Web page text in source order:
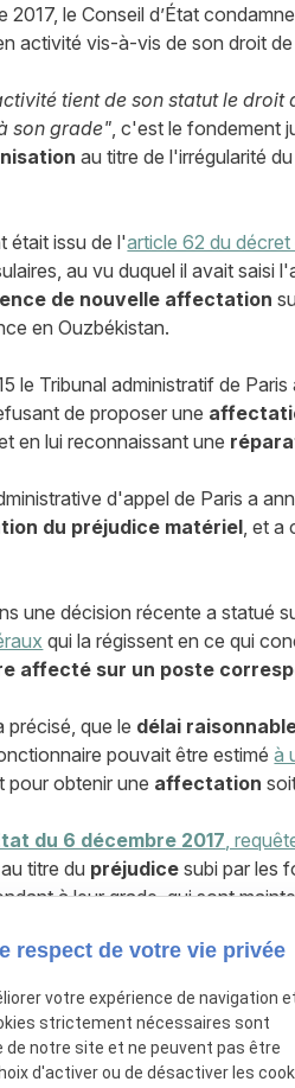
le Conseil d’État
activité vis-à-vis de son droit de
tient de son statut le droit
son grade" , c'est le fondement
au titre de l'irrégularité
était issu de l'article 62 du
au vu duquel il avait saisi
de nouvelle affectation
en Ouzbékistan.
le Tribunal administratif de
de proposer une
en lui reconnaissant une
d'appel de Paris a
du préjudice matériel , et
une décision récente a statué
qui la régissent en ce qui
affecté sur un poste
précisé, que le délai
pouvait être estiméà
pour obtenir une affectation
du 6 décembre 2017 ,
titre du préjudice subi par les
à leur grade, qui sont
Facebook est désactivé. Autoriser
respect de votre vie privée
votre expérience de navigation
strictement nécessaires sont
notre site et ne peuvent pas être
d'activer ou de désactiver les